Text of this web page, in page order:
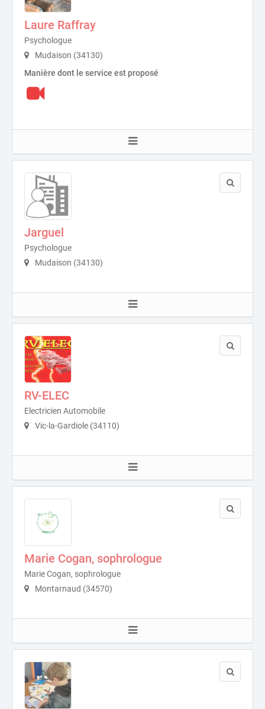
Laure Raffray
Psychologue
Mudaison (34130)
Manière dont le service est proposé
Jarguel
Psychologue
Mudaison (34130)
RV-ELEC
Electricien Automobile
Vic-la-Gardiole (34110)
Marie Cogan, sophrologue
Marie Cogan, sophrologue
Montarnaud (34570)